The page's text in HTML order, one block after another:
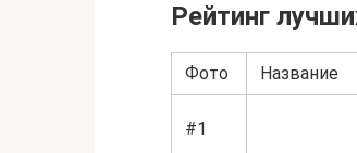
Рейтинг
Фото Название
#1